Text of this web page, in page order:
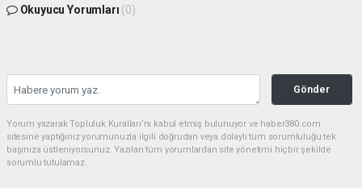
Okuyucu Yorumları (0)
Gönder
Yorum yazarak Topluluk Kuralları’nı kabul etmiş bulunuyor ve haber380.com
sitesine yaptığınız yorumunuzla ilgili doğrudan veya dolaylı tüm sorumluluğu tek
başınıza üstleniyorsunuz. Yazılan tüm yorumlardan site yönetimi hiçbir şekilde
sorumlu tutulamaz.